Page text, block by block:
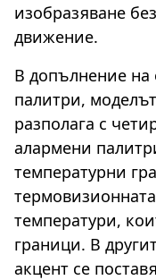
изобразяване
движение.
В допълнение на
палитри,
разполага с
алармени
температурни
температури,
граници. В
акцент се